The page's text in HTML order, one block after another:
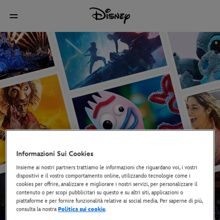
Informazioni Sui Cookies
Insieme ai nostri partners trattiamo le informazioni che riguardano voi, i vostri
dispositivi e il vostro comportamento online, utilizzando tecnologie come i
cookies per offrire, analizzare e migliorare i nostri servizi, per personalizzare il
contenuto o per scopi pubblicitari su questo e su altri siti, applicazioni o
piattaforme e per fornire funzionalità relative ai social media. Per saperne di più,
consulta la nostraPolitica sui cookie.